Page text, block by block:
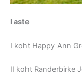
I aste
I koht Happy Ann
II koht Randerbirke